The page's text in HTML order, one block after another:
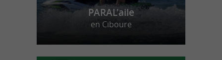
PARAL'aile
en Ciboure